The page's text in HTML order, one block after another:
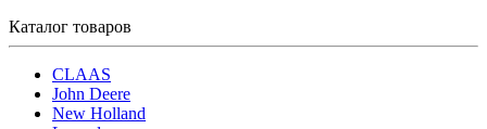
Каталог товаров
CLAAS
John Deere
New Holland